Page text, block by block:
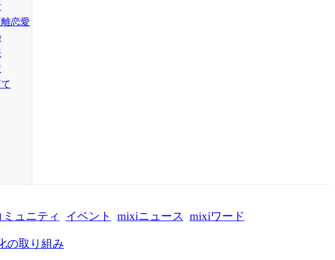
恋愛
ュニティ イベント mixiニュース mixiワード
の取り組み